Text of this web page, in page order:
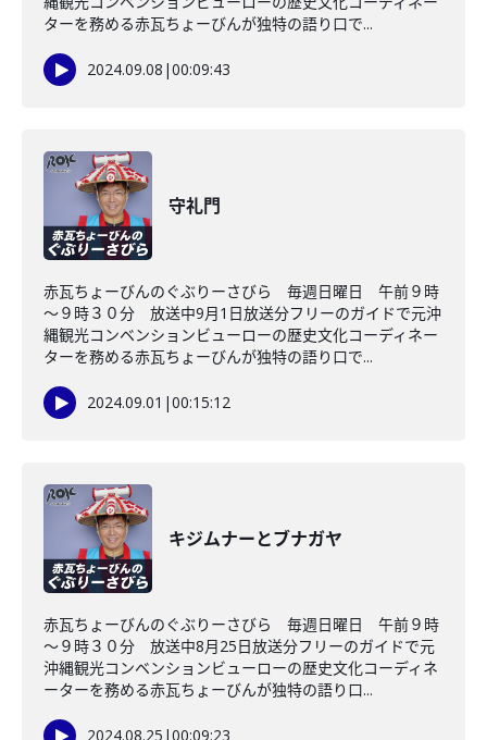
ターを務める赤瓦ちょーびんが独特の語り口で...
2024.09.08 |00:09:43
守礼門
赤瓦ちょーびんのぐぶりーさびら 毎週日曜日 午前９時
～９時３０分 放送中9月1日放送分フリーのガイドで元沖
縄観光コンベンションビューローの歴史文化コーディネー
ターを務める赤瓦ちょーびんが独特の語り口で...
2024.09.01 |00:15:12
キジムナーとブナガヤ
赤瓦ちょーびんのぐぶりーさびら 毎週日曜日 午前９時
～９時３０分 放送中8月25日放送分フリーのガイドで元
沖縄観光コンベンションビューローの歴史文化コーディネ
ーターを務める赤瓦ちょーびんが独特の語り口...
2024.08.25 |00:09:23